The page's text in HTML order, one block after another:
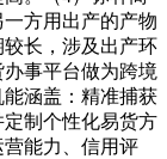
方用出产的产物
长，涉及出产环
事平台做为跨境
涵盖：精准捕获
制个性化易货方
能力、信用评